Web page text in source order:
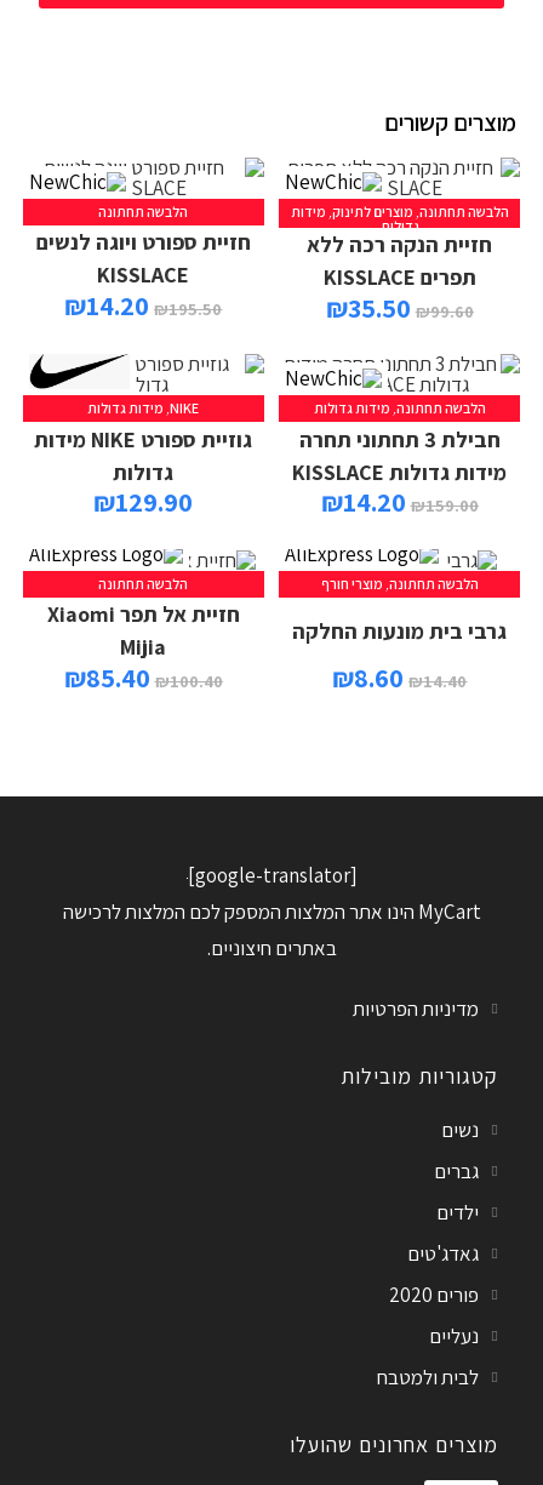
מוצרים קשורים
הלבשה תחתונה מוצרים לתינוק מידות
גדולות
חזיית הנקה רכה ללא
תפרים KISSLACE
₪99.60
₪35.50
הלבשה תחתונה
חזיית ספורט ויוגה לנשים
KISSLACE
₪195.50
₪14.20
הלבשה תחתונה, מידות גדולות
חבילת 3 תחתוני תחרה
מידות גדולות KISSLACE
₪159.00
₪14.20
NIKE
, מידות גדולות
גוזיית ספורט NIKE מידות
גדולות
₪129.90
הלבשה תחתונה מוצרי חורף
גרבי בית מונעות החלקה
₪14.40
₪8.60
הלבשה תחתונה
חזיית אל תפר Xiaomi
Mijia
₪100.40
₪85.40
[google-translator]
MyCart הינו אתר המלצות המספק לכם המלצות לרכישה
באתרים חיצוניים.
מדיניות הפרטיות
קטגוריות מובילות
נשים
גברים
ילדים
גאדג'טים
פורים 2020
נעליים
לבית ולמטבח
מוצרים אחרונים שהועלו